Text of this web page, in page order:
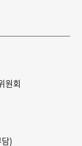
원회
)